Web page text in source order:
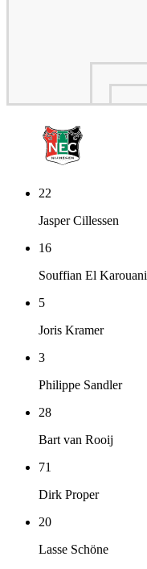
22
Jasper Cillessen
16
Souffian El Karouani
5
Joris Kramer
3
Philippe Sandler
28
Bart van Rooij
71
Dirk Proper
20
Lasse Schöne